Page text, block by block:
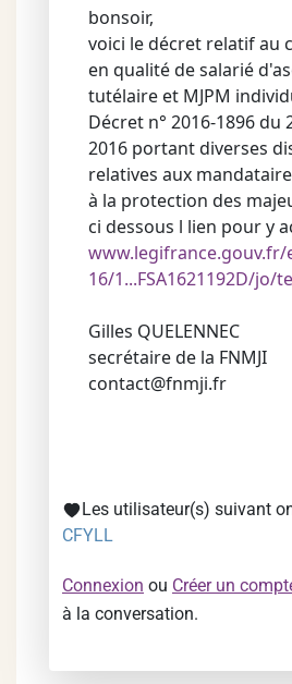
bonsoir,
voici le décret relatif au
en qualité de salarié
tutélaire et MJPM
Décret n° 2016-1896 du
2016 portant diverses
relatives aux
à la protection des
ci dessous l lien pour y
16/1...FSA1621192D/jo/
Gilles QUELENNEC
secrétaire de la FNMJI
contact@fnmji.fr
Les utilisateur(s) suivant
CFYLL
Connexion ou Créer un
à la conversation.